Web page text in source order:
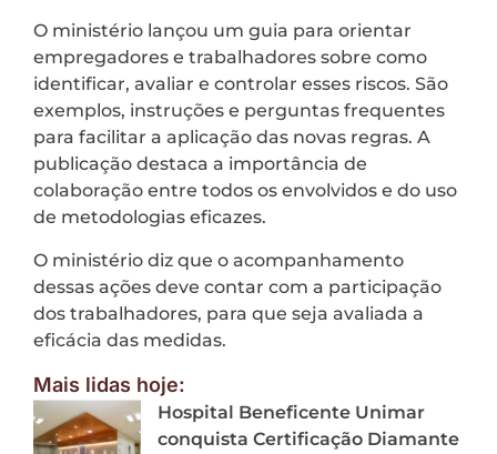
O ministério lançou um guia para orientar
empregadores e trabalhadores sobre como
identificar, avaliar e controlar esses riscos. São
exemplos, instruções e perguntas frequentes
para facilitar a aplicação das novas regras. A
publicação destaca a importância de
colaboração entre todos os envolvidos e do uso
de metodologias eficazes.
O ministério diz que o acompanhamento
dessas ações deve contar com a participação
dos trabalhadores, para que seja avaliada a
eficácia das medidas.
Mais lidas hoje:
Hospital Beneficente Unimar
conquista Certificação Diamante